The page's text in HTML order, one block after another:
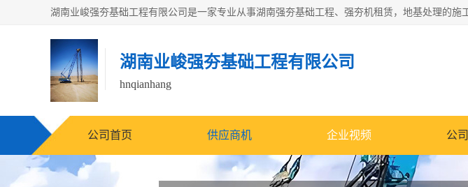
湖南业峻强夯基础工程有限公司
hnqianhang
公司首页 供应商机 企业视频 公